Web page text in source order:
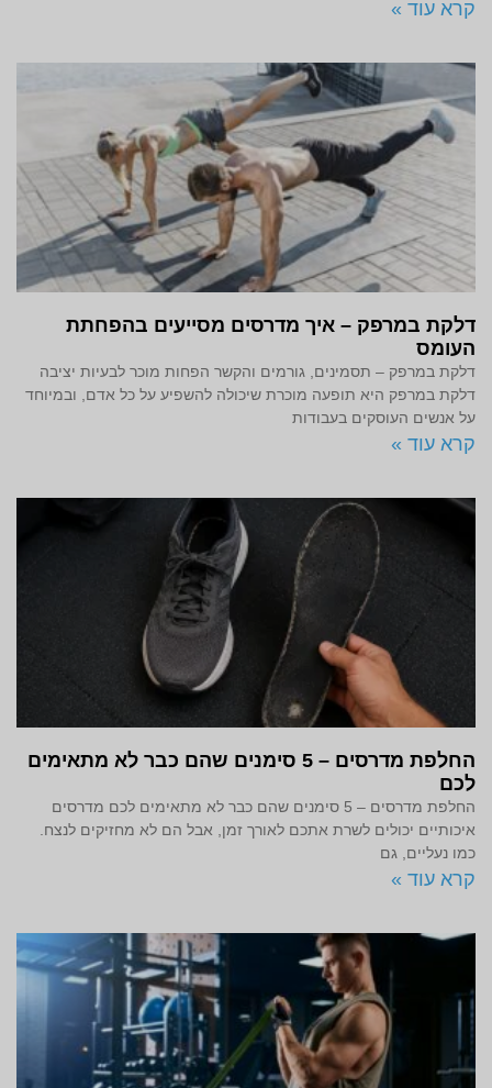
קרא עוד »
דלקת במרפק – איך מדרסים מסייעים בהפחתת
העומס
דלקת במרפק – תסמינים, גורמים והקשר הפחות מוכר לבעיות יציבה
דלקת במרפק היא תופעה מוכרת שיכולה להשפיע על כל אדם, ובמיוחד
על אנשים העוסקים בעבודות
קרא עוד »
החלפת מדרסים – 5 סימנים שהם כבר לא מתאימים
לכם
החלפת מדרסים – 5 סימנים שהם כבר לא מתאימים לכם מדרסים
איכותיים יכולים לשרת אתכם לאורך זמן, אבל הם לא מחזיקים לנצח.
כמו נעליים, גם
קרא עוד »